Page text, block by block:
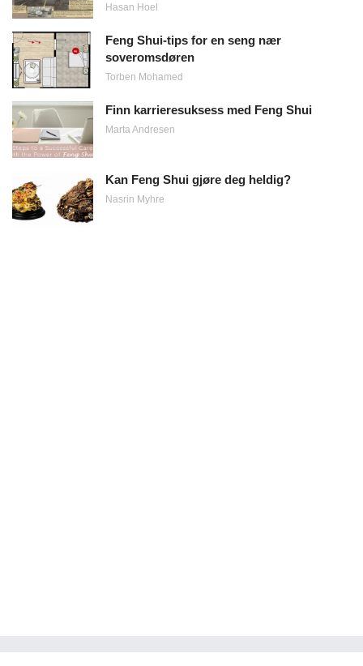
Hasan Hoel
Feng Shui-tips for en seng nær
soveromsdøren
Torben Mohamed
Finn karrieresuksess med Feng Shui
Marta Andresen
Kan Feng Shui gjøre deg heldig?
Nasrin Myhre